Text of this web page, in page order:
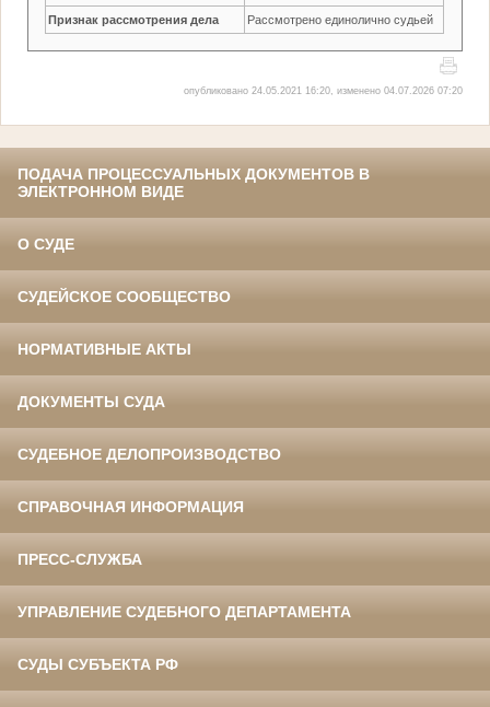
Признак рассмотрения дела Рассмотрено единолично судьей
опубликовано 24.05.2021 16:20, изменено 04.07.2026 07:20
ПОДАЧА ПРОЦЕССУАЛЬНЫХ ДОКУМЕНТОВ В
ЭЛЕКТРОННОМ ВИДЕ
О СУДЕ
СУДЕЙСКОЕ СООБЩЕСТВО
НОРМАТИВНЫЕ АКТЫ
ДОКУМЕНТЫ СУДА
СУДЕБНОЕ ДЕЛОПРОИЗВОДСТВО
СПРАВОЧНАЯ ИНФОРМАЦИЯ
ПРЕСС-СЛУЖБА
УПРАВЛЕНИЕ СУДЕБНОГО ДЕПАРТАМЕНТА
СУДЫ СУБЪЕКТА РФ